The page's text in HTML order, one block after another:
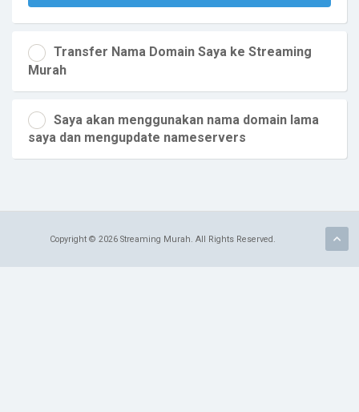
Transfer Nama Domain Saya ke Streaming
Murah
Saya akan menggunakan nama domain lama
saya dan mengupdate nameservers
Copyright © 2026 Streaming Murah. All Rights Reserved.